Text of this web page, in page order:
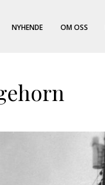
NYHENDE OM OSS